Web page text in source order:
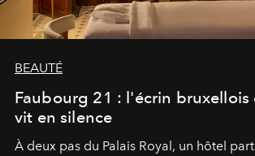
BEAUTÉ
Faubourg 21 : l'écrin bruxellois
vit en silence
À deux pas du Palais Royal, un hôtel